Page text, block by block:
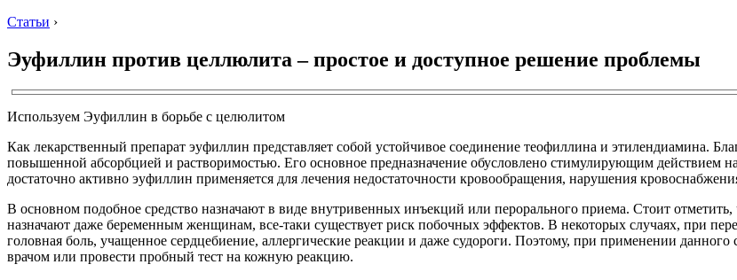
Статьи ›
Эуфиллин против целлюлита – простое и доступное решение проблемы
Используем Эуфиллин в борьбе с целюлитом
Как лекарственный препарат эуфиллин представляет собой устойчивое соединение теофиллина и этилендиамина.
повышенной абсорбцией и растворимостью. Его основное предназначение обусловлено стимулирующим действием
достаточно активно эуфиллин применяется для лечения недостаточности кровообращения, нарушения
В основном подобное средство назначают в виде внутривенных инъекций или перорального приема. Стоит отметить,
назначают даже беременным женщинам, все-таки существует риск побочных эффектов. В некоторых случаях, при
головная боль, учащенное сердцебиение, аллергические реакции и даже судороги. Поэтому, при применении данного
врачом или провести пробный тест на кожную реакцию.